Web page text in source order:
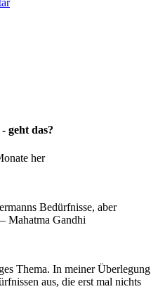
geht das?
her
Bedürfnisse, aber
Mahatma Gandhi
Thema. In meiner Überlegung
aus, die erst mal nichts